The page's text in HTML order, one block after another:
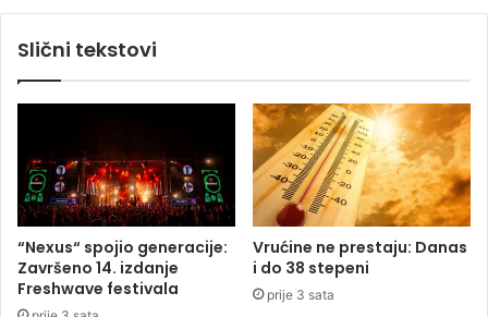
v
v
e
e
n
S
l
u
Slični tekstovi
“Nexus“ spojio generacije:
Završeno 14. izdanje
Freshwave festivala
Vrućine ne prestaju: Danas
i do 38 stepeni
prije 3 sata